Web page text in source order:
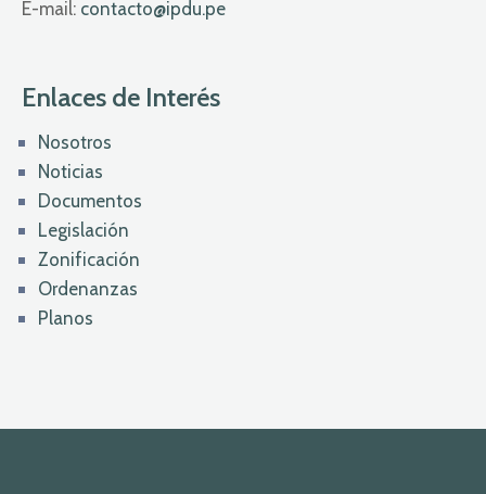
E-mail: contacto@ipdu.pe
Enlaces de Interés
Nosotros
Noticias
Documentos
Legislación
Zonificación
Ordenanzas
Planos